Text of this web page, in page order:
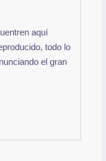
aquí
todo lo
el gran